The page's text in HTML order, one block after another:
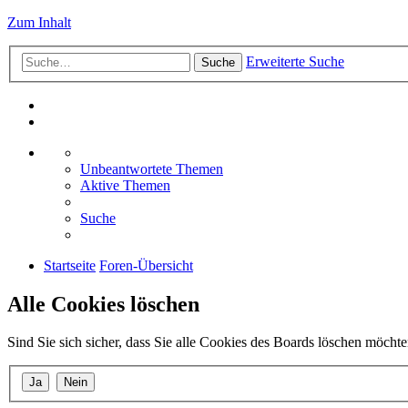
Zum Inhalt
Suche Erweiterte Suche
Unbeantwortete Themen
Aktive Themen
Suche
Startseite Foren-Übersicht
Alle Cookies löschen
Sind Sie sich sicher, dass Sie alle Cookies des Boards löschen